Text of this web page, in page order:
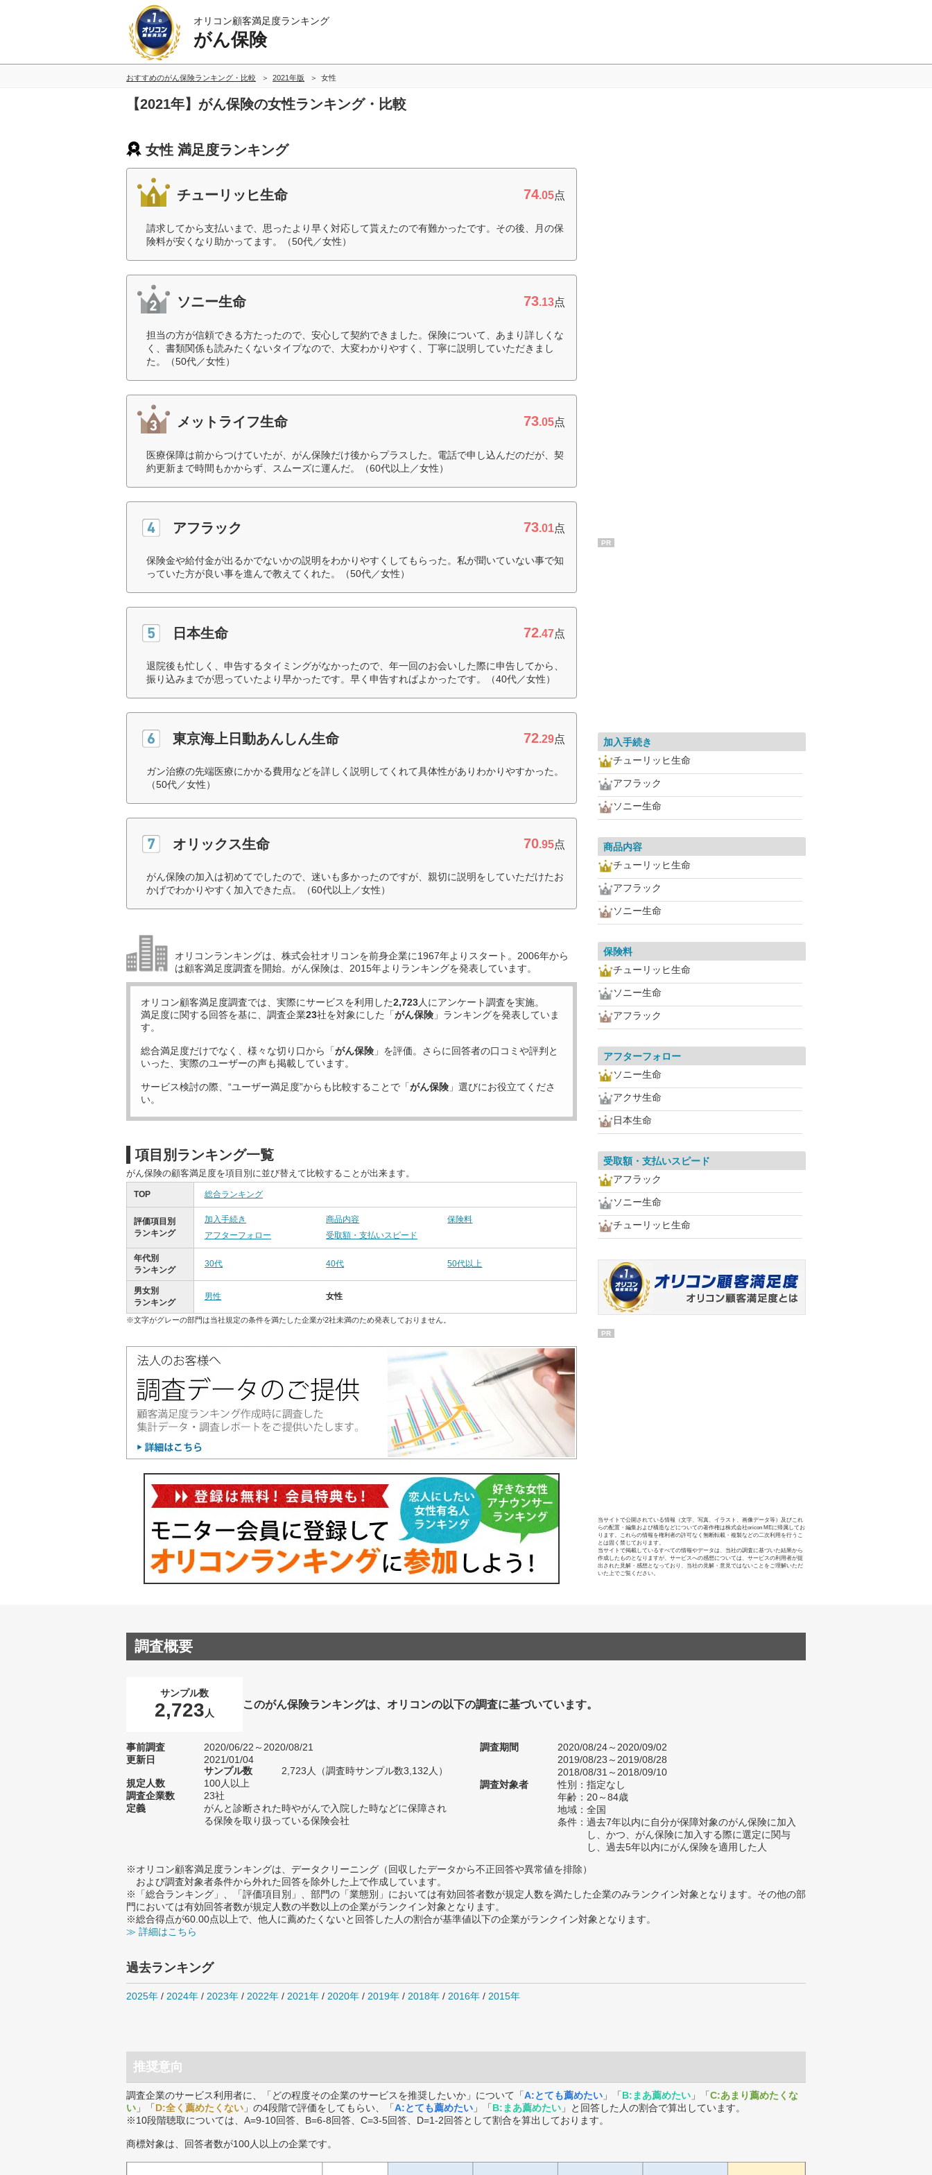
オリコン顧客満足度ランキング
がん保険
おすすめのがん保険ランキング・比較 2021年版 女性
【2021年】がん保険の女性ランキング・比較
女性 満足度ランキング
チューリッヒ生命 74.05点
請求してから支払いまで、思ったより早く対応して貰えたので有難かったです。その後、月の保
険料が安くなり助かってます。（50代／女性）
ソニー生命 73.13点
担当の方が信頼できる方たったので、安心して契約できました。保険について、あまり詳しくな
く、書類関係も読みたくないタイプなので、大変わかりやすく、丁寧に説明していただきまし
た。（50代／女性）
メットライフ生命 73.05点
医療保障は前からつけていたが、がん保険だけ後からプラスした。電話で申し込んだのだが、契
約更新まで時間もかからず、スムーズに運んだ。（60代以上／女性）
アフラック 73.01点
保険金や給付金が出るかでないかの説明をわかりやすくしてもらった。私が聞いていない事で知
っていた方が良い事を進んで教えてくれた。（50代／女性）
日本生命 72.47点
退院後も忙しく、申告するタイミングがなかったので、年一回のお会いした際に申告してから、
振り込みまでが思っていたより早かったです。早く申告すればよかったです。（40代／女性）
東京海上日動あんしん生命 72.29点
ガン治療の先端医療にかかる費用などを詳しく説明してくれて具体性がありわかりやすかった。
（50代／女性）
オリックス生命 70.95点
がん保険の加入は初めてでしたので、迷いも多かったのですが、親切に説明をしていただけたお
かげでわかりやすく加入できた点。（60代以上／女性）
オリコンランキングは、株式会社オリコンを前身企業に1967年よりスタート。2006年から
は顧客満足度調査を開始。がん保険は、2015年よりランキングを発表しています。
オリコン顧客満足度調査では、実際にサービスを利用した2,723人にアンケート調査を実施。
満足度に関する回答を基に、調査企業23社を対象にした「がん保険 」ランキングを発表していま
す。
総合満足度だけでなく、様々な切り口から「がん保険 」を評価。さらに回答者の口コミや評判と
いった、実際のユーザーの声も掲載しています。
サービス検討の際、“ユーザー満足度”からも比較することで「がん保険 」選びにお役立てくださ
い。
項目別ランキング一覧
がん保険の顧客満足度を項目別に並び替えて比較することが出来ます。
TOP 総合ランキング
評価項目別
ランキング
加入手続き 商品内容
保険料
アフターフォロー
受取額・支払いスピード
年代別
ランキング
30代 40代 50代以上
男女別
ランキング
男性 女性
※文字がグレーの部門は当社規定の条件を満たした企業が2社未満のため発表しておりません。
PR
加入手続き
チューリッヒ生命
アフラック
ソニー生命
商品内容
チューリッヒ生命
アフラック
ソニー生命
保険料
チューリッヒ生命
ソニー生命
アフラック
アフターフォロー
ソニー生命
アクサ生命
日本生命
受取額・支払いスピード
アフラック
ソニー生命
チューリッヒ生命
PR
当サイトで公開されている情報（文字、写真、イラスト、画像データ等）及びこれ
らの配置・編集および構造などについての著作権は株式会社oricon MEに帰属してお
ります。これらの情報を権利者の許可なく無断転載・複製などの二次利用を行うこ
とは固く禁じております。
当サイトで掲載しているすべての情報やデータは、当社の調査に基づいた結果から
作成したものとなりますが、サービスへの感想については、サービスの利用者が提
出された見解・感想となっており、当社の見解・意見ではないことをご理解いただ
いた上でご覧ください。
調査概要
サンプル数
2,723 人
このがん保険ランキングは、オリコンの以下の調査に基づいています。
事前調査
2020/06/22～2020/08/21
更新日
2021/01/04
サンプル数
2,723人（調査時サンプル数3,132人）
規定人数
100人以上
調査企業数
23社
定義
がんと診断された時やがんで入院した時などに保障され
る保険を取り扱っている保険会社
調査期間
2020/08/24～2020/09/02
2019/08/23～2019/08/28
2018/08/31～2018/09/10
調査対象者
性別：指定なし
年齢：20～84歳
地域：全国
条件：過去7年以内に自分が保障対象のがん保険に加入
し、かつ、がん保険に加入する際に選定に関与
し、過去5年以内にがん保険を適用した人
※オリコン顧客満足度ランキングは、データクリーニング（回収したデータから不正回答や異常値を排除）
および調査対象者条件から外れた回答を除外した上で作成しています。
※「総合ランキング」、「評価項目別」、部門の「業態別」においては有効回答者数が規定人数を満たした企業のみランクイン対象となります。その他の部
門においては有効回答者数が規定人数の半数以上の企業がランクイン対象となります。
※総合得点が60.00点以上で、他人に薦めたくないと回答した人の割合が基準値以下の企業がランクイン対象となります。
≫ 詳細はこちら
過去ランキング
2025年 / 2024年 / 2023年 / 2022年 / 2021年 / 2020年 / 2019年 / 2018年 / 2016年 / 2015年
推奨意向
調査企業のサービス利用者に、「どの程度その企業のサービスを推奨したいか」について「A:とても薦めたい 」「B:まあ薦めたい 」「C:あまり薦めたくな
い 」「D:全く薦めたくない 」の4段階で評価をしてもらい、「A:とても薦めたい 」「B:まあ薦めたい 」と回答した人の割合で算出しています。
※10段階聴取については、A=9-10回答、B=6-8回答、C=3-5回答、D=1-2回答として割合を算出しております。
商標対象は、回答者数が100人以上の企業です。